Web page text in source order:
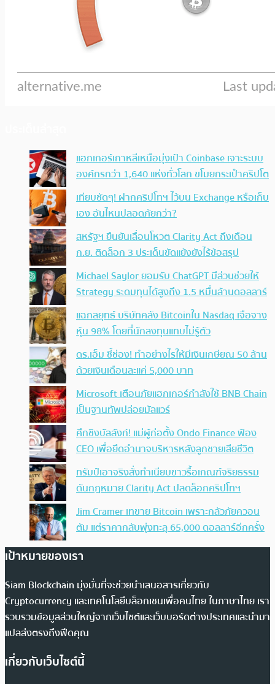
แฮกเกอร์เกาหลีเหนือมุ่งเป้า Coinbase เจาะระบบ
องค์กรกว่า 1,640 แห่งทั่วโลก ขโมยกระเป๋าคริปโต
เทียบชัดๆ! ฝากคริปโทฯ ไว้บน Exchange หรือเก็บ
เอง อันไหนปลอดภัยกว่า?
สหรัฐฯ ยืนยันเลื่อนโหวต Clarity Act ถึงเดือน
ก.ย. ติดล็อก 3 ประเด็นขัดแย้งยังไร้ข้อสรุป
Michael Saylor ยอมรับ ChatGPT มีส่วนช่วยให้
Strategy ระดมทุนได้สูงถึง 1.5 หมื่นล้านดอลลาร์
แฉกลยุทธ์ บริษัทคลัง Bitcoinใน Nasdaq เจือจาง
หุ้น 98% โดยที่นักลงทุนแทบไม่รู้ตัว
ดร.เอ็ม ชี้ช่อง! ทำอย่างไรให้มีเงินเกษียณ 50 ล้าน
ด้วยเงินเดือนละแค่ 5,000 บาท
Microsoft เตือนภัยแฮกเกอร์กำลังใช้ BNB Chain
เป็นฐานทัพปล่อยมัลแวร์
ศึกชิงบัลลังก์! แม่ผู้ก่อตั้ง Ondo Finance ฟ้อง
CEO เพื่อยึดอำนาจบริหารหลังลูกชายเสียชีวิต
ทรัมป์เอาจริง สั่งทำเนียบขาวรื้อเกณฑ์จริยธรรม
ดันกฎหมาย Clarity Act ปลดล็อกคริปโทฯ
Jim Cramer เทขาย Bitcoin เพราะกลัวภัยควอน
ตัม แต่ราคากลับพุ่งทะลุ 65,000 ดอลลาร์อีกครั้ง
เป้าหมายของเรา
Siam Blockchain มุ่งมั่นที่จะช่วยนำเสนอสารเกี่ยวกับ
Cryptocurrency และเทคโนโลยีบล็อกเชนเพื่อคนไทย ในภาษาไทย เรา
รวบรวมข้อมูลส่วนใหญ่จากเว็บไซต์และเว็บบอร์ดต่างประเทศและนำมา
แปลส่งตรงถึงฟีดคุณ
เกี่ยวกับเว็บไซต์นี้